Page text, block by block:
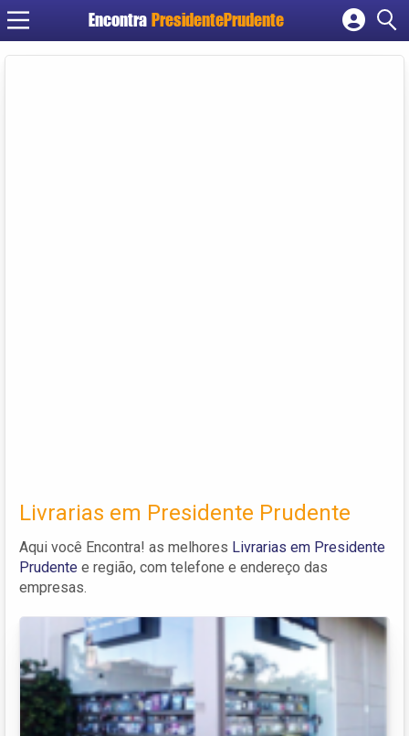
Encontra PresidentePrudente
Cadastrar empresa
Livrarias em Presidente Prudente
Aqui você Encontra! as melhores Livrarias em Presidente
Prudente e região, com telefone e endereço das
empresas.